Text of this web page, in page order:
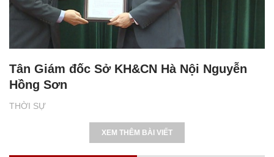
THỜI SỰ
Tân Giám đốc Sở KH&CN Hà Nội Nguyễn
Hồng Sơn
XEM THÊM BÀI VIẾT